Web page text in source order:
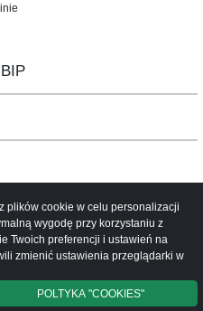
plików cookie w celu personalizacji
wygodę przy korzystaniu z
Twoich preferencji i ustawień na
zmienić ustawienia przeglądarki w
POLTYKA "COOKIES"